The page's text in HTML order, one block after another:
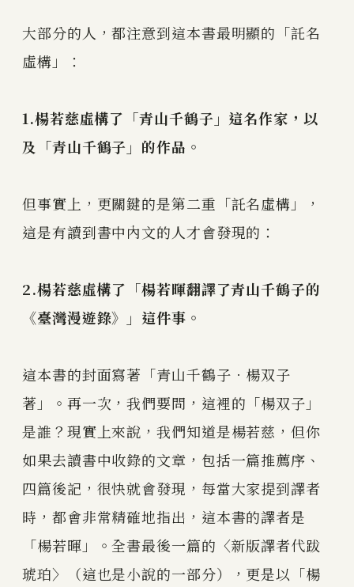
大部分的人，都注意到這本書最明顯的「託名
虛構」：
1.楊若慈虛構了「青山千鶴子」這名作家，以
及「青山千鶴子」的作品。
但事實上，更關鍵的是第二重「託名虛構」，
這是有讀到書中內文的人才會發現的：
2.楊若慈虛構了「楊若暉翻譯了青山千鶴子的
《臺灣漫遊錄》」這件事。
這本書的封面寫著「青山千鶴子．楊双子
著」。再一次，我們要問，這裡的「楊双子」
是誰？現實上來說，我們知道是楊若慈，但你
如果去讀書中收錄的文章，包括一篇推薦序、
四篇後記，很快就會發現，每當大家提到譯者
時，都會非常精確地指出，這本書的譯者是
「楊若暉」。全書最後一篇的〈新版譯者代跋
琥珀〉（這也是小說的一部分），更是以「楊